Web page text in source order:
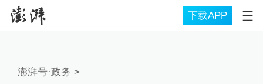
下载APP
澎湃号·政务 >